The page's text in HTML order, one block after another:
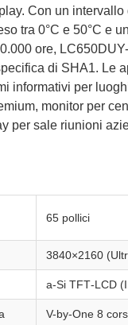
Con un intervallo
tra 0°C e 50°C e
ore,
di SHA1. Le
informativi per
monitor per
per sale riunioni
65 pollici
3840×2160
a‑Si TFT‑LCD
V-by-One 8